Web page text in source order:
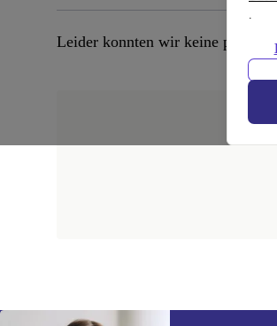
.
Leider konnten wir keine